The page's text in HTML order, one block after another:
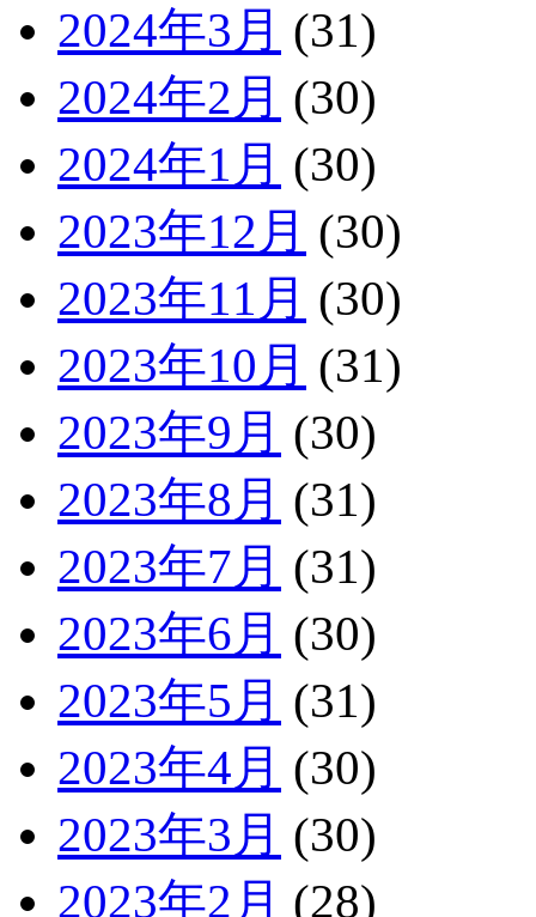
2024年3月 (31)
2024年2月 (30)
2024年1月 (30)
2023年12月 (30)
2023年11月 (30)
2023年10月 (31)
2023年9月 (30)
2023年8月 (31)
2023年7月 (31)
2023年6月 (30)
2023年5月 (31)
2023年4月 (30)
2023年3月 (30)
2023年2月 (28)